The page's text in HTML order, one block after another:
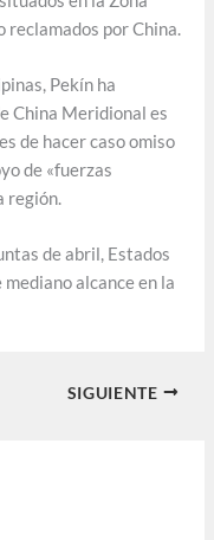
reclamados por China.
Pekín ha
China Meridional es
de hacer caso omiso
de «fuerzas
región.
de abril, Estados
alcance en la
SIGUIENTE